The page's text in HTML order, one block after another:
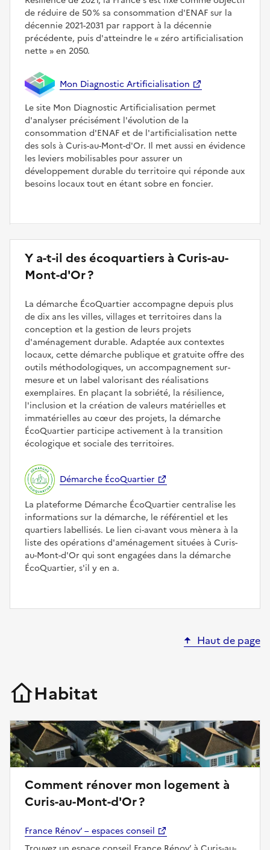
de réduire de 50 % sa consommation d'ENAF sur la
décennie 2021-2031 par rapport à la décennie
précédente, puis d'atteindre le
zéro artificialisation
nette
en 2050.
Mon Diagnostic Artificialisation
Le site Mon Diagnostic Artificialisation permet
d'analyser précisément l'évolution de la
consommation d'ENAF et de l'artificialisation nette
des sols à Curis-au-Mont-d'Or. Il met aussi en évidence
les leviers mobilisables pour assurer un
développement durable du territoire qui réponde aux
besoins locaux tout en étant sobre en foncier.
Y a-t-il des écoquartiers à Curis-au-
Mont-d'Or ?
La démarche ÉcoQuartier accompagne depuis plus
de dix ans les villes, villages et territoires dans la
conception et la gestion de leurs projets
d'aménagement durable. Adaptée aux contextes
locaux, cette démarche publique et gratuite offre des
outils méthodologiques, un accompagnement sur-
mesure et un label valorisant des réalisations
exemplaires. En plaçant la sobriété, la résilience,
l'inclusion et la création de valeurs matérielles et
immatérielles au cœur des projets, la démarche
ÉcoQuartier participe activement à la transition
écologique et sociale des territoires.
Démarche ÉcoQuartier
La plateforme Démarche ÉcoQuartier centralise les
informations sur la démarche, le référentiel et les
quartiers labellisés. Le lien ci-avant vous mènera à la
liste des opérations d'aménagement situées à Curis-
au-Mont-d'Or qui sont engagées dans la démarche
ÉcoQuartier, s'il y en a.
Haut de page
Habitat
Comment rénover mon logement à
Curis-au-Mont-d'Or ?
France Rénov’ – espaces conseil